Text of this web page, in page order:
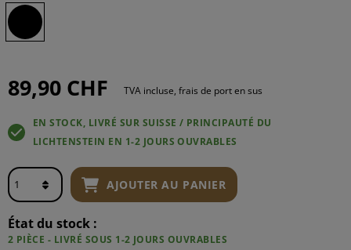
89,90 CHF TVA incluse, frais de port en sus
EN STOCK, LIVRÉ SUR SUISSE / PRINCIPAUTÉ DU
LICHTENSTEIN EN 1-2 JOURS OUVRABLES
AJOUTER AU PANIER
État du stock :
2 PIÈCE - LIVRÉ SOUS 1-2 JOURS OUVRABLES